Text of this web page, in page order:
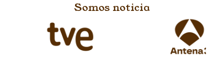
Somos noticia